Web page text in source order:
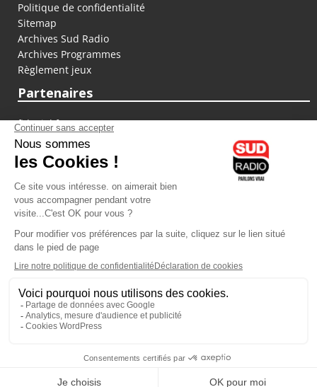
Politique de confidentialité
Sitemap
Archives Sud Radio
Archives Programmes
Règlement jeux
Partenaires
fiducial.fr
lyoncapitale.fr
olympique-et-lyonnais.com
L'application Iphone / Android
Téléchargez l'application
Les cookies
Gestion des cookies
Crédit photos : ©Sud Radio / Pierre Olivier
Noémie Halioua
Laurence Péraud